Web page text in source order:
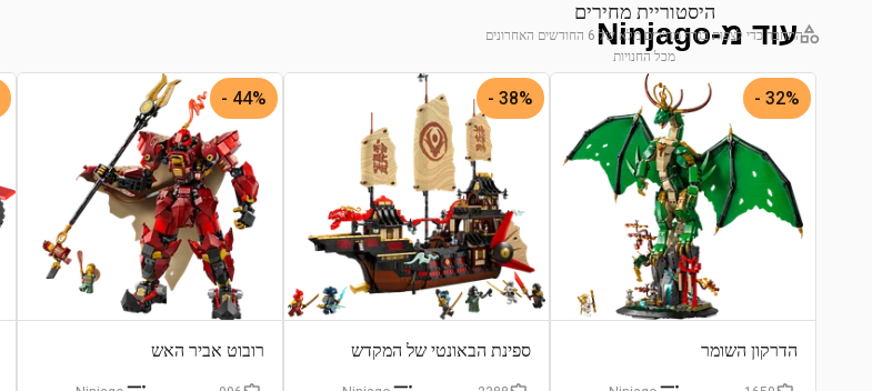
היסטוריית מחירים
התחבר כדי לצפות בגרף מחירים מלא של 6 החודשים האחרונים
מכל החנויות
התחבר לצפייה בגרף
עוד מ-Ninjago
32% -
הדרקון השומר
38% -
ספינת הבאונטי של המקדש
44% -
רובוט אביר האש